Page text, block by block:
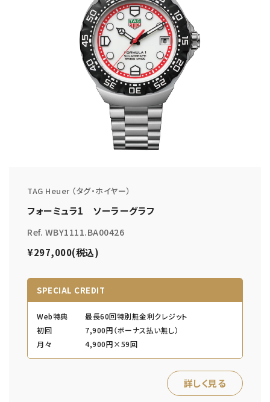
TAG Heuer （タグ・ホイヤー）
フォーミュラ1 ソーラーグラフ
Ref. WBY1111.BA00426
¥297,000(税込)
SPECIAL CREDIT
Web特典
最長60回特別無金利クレジット
初回
7,900円（ボーナス払い無し）
月々
4,900円×59回
詳しく見る